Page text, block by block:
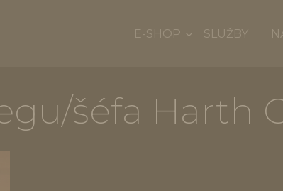
šéfa Harth
E-SHOP SLUŽBY